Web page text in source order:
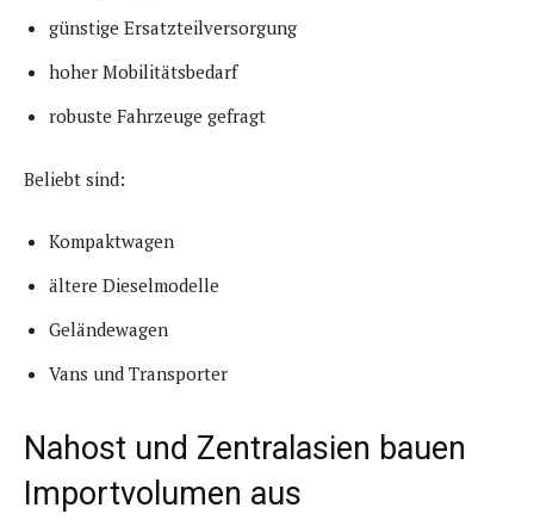
günstige Ersatzteilversorgung
hoher Mobilitätsbedarf
robuste Fahrzeuge gefragt
Beliebt sind:
Kompaktwagen
ältere Dieselmodelle
Geländewagen
Vans und Transporter
Nahost und Zentralasien bauen
Importvolumen aus